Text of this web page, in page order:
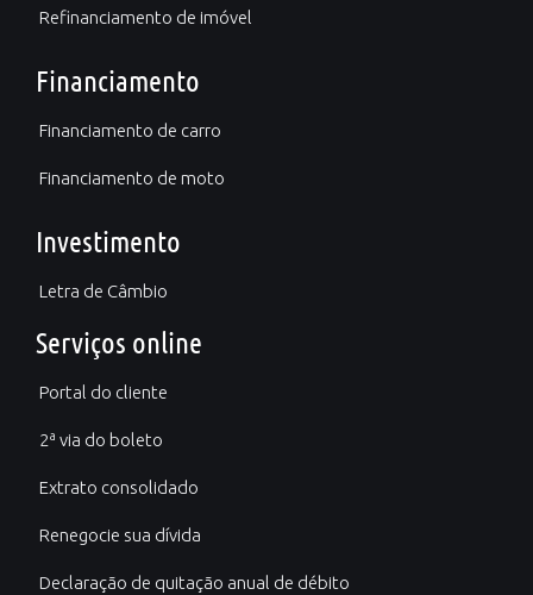
Refinanciamento de imóvel
Financiamento
Financiamento de carro
Financiamento de moto
Investimento
Letra de Câmbio
Serviços online
Portal do cliente
2ª via do boleto
Extrato consolidado
Renegocie sua dívida
Declaração de quitação anual de débito